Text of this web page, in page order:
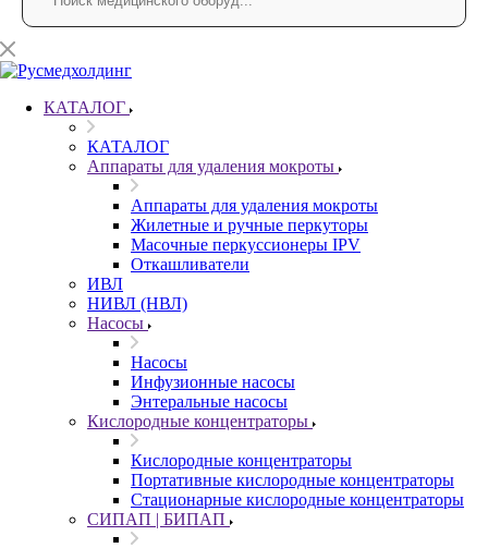
КАТАЛОГ
КАТАЛОГ
Аппараты для удаления мокроты
Аппараты для удаления мокроты
Жилетные и ручные перкуторы
Масочные перкуссионеры IPV
Откашливатели
ИВЛ
НИВЛ (НВЛ)
Насосы
Насосы
Инфузионные насосы
Энтеральные насосы
Кислородные концентраторы
Кислородные концентраторы
Портативные кислородные концентраторы
Стационарные кислородные концентраторы
СИПАП | БИПАП